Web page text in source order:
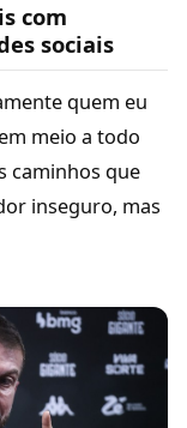
com
sociais
quem eu
meio a todo
caminhos que
inseguro, mas